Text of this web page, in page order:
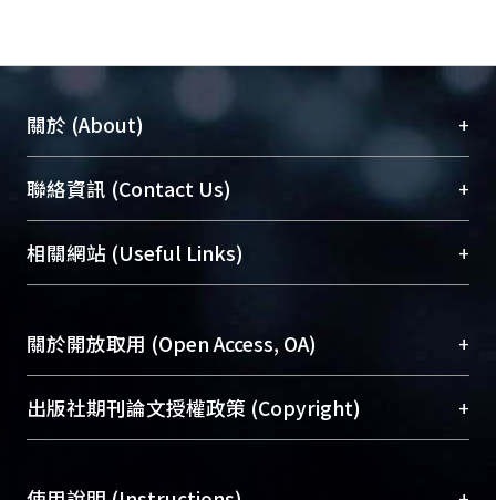
關於 (About) +
臺大位居世界頂尖大學之列，為永久珍藏及向國際
展現本校豐碩的研究成果及學術能量，圖書館整合
機構典藏（NTUR）與學術庫（AH）不同功能平
台，成為臺大學術典藏NTU scholars。期能整合研
成果。
To permanently archive and promote researcher
profiles and scholarly works, Library integrates the
services of “NTU Repository” with “Academic
聯絡資訊 (Contact Us) +
總館學科館員(Main Library)
醫學圖書館學科館員(Medical Library)
Sciences Library)
相關網站 (Useful Links) +
關於開放取用 (Open Access, OA) +
開放取用是從使用者角度提升資訊取用性的社會運
動，應用在學術研究上是透過將研究著作公開供使
用逐年攀升。同時可加速研究發展、提升研究影響
出版社期刊論文授權政策 (Copyright) +